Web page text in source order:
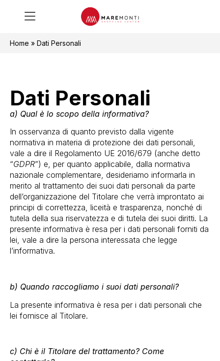
Home » Dati Personali
Dati Personali
a) Qual è lo scopo della informativa?
In osservanza di quanto previsto dalla vigente
normativa in materia di protezione dei dati personali,
vale a dire il Regolamento UE 2016/679 (anche detto
“GDPR”) e, per quanto applicabile, dalla normativa
nazionale complementare, desideriamo informarla in
merito al trattamento dei suoi dati personali da parte
dell’organizzazione del Titolare che verrà improntato ai
principi di correttezza, liceità e trasparenza, nonché di
tutela della sua riservatezza e di tutela dei suoi diritti. La
presente informativa è resa per i dati personali forniti da
lei, vale a dire la persona interessata che legge
l’informativa.
b) Quando raccogliamo i suoi dati personali?
La presente informativa è resa per i dati personali che
lei fornisce al Titolare.
c) Chi è il Titolare del trattamento? Come